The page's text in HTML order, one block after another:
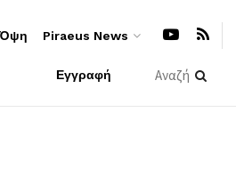
Piraeus News
Εγγραφή